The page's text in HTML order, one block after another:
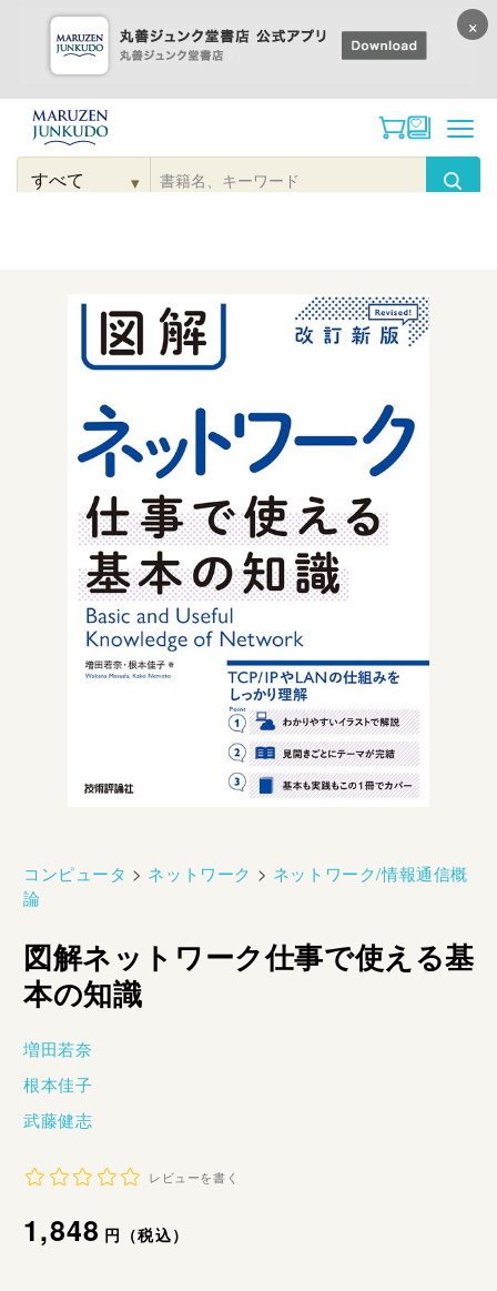
コンテンツに
進む
検
▾
コンピュータ > ネットワーク > ネットワーク/情報通信概
論
図解ネットワーク仕事で使える基
本の知識
増田若奈
根本佳子
武藤健志
レビューを書く
通
1,848円（税込）
×